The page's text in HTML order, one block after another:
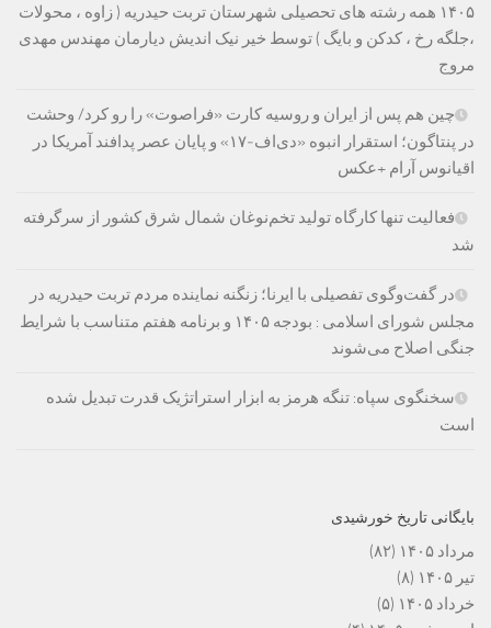
۱۴۰۵ همه رشته های تحصیلی شهرستان تربت حیدریه ( زاوه ، محولات
،جلگه رخ ، کدکن و بایگ ) توسط خیر نیک اندیش دیارمان مهندس مهدی
مروج
چین هم پس از ایران و روسیه کارت «فراصوت» را رو کرد/ وحشت
در پنتاگون؛ استقرار انبوه «دی‌اف‑۱۷» و پایان عصر پدافند آمریکا در
اقیانوس آرام +عکس
فعالیت تنها کارگاه تولید تخم‌نوغان شمال شرق کشور از سرگرفته
شد
در گفت‌وگوی تفصیلی با ایرنا؛ زنگنه نماینده مردم تربت حیدریه در
مجلس شورای اسلامی : بودجه ۱۴۰۵ و برنامه هفتم متناسب با شرایط
جنگی اصلاح می‌شوند
سخنگوی سپاه: تنگه هرمز به ابزار استراتژیک قدرت تبدیل شده
است
بایگانی تاریخ خورشیدی
مرداد ۱۴۰۵
(۸۲)
تیر ۱۴۰۵
(۸)
خرداد ۱۴۰۵
(۵)